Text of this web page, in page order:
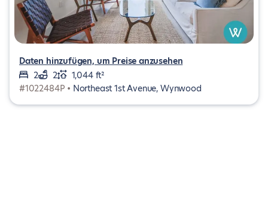
Daten hinzufügen, um Preise anzusehen
2
2
1,044 ft²
#1022484P • Northeast 1st Avenue, Wynwood